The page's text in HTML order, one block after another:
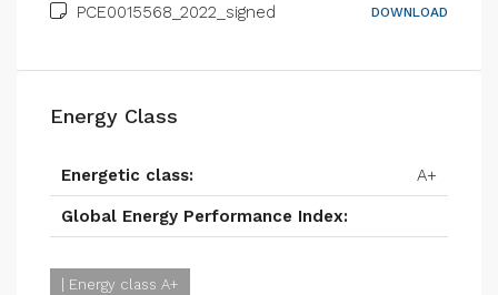
PCE0015568_2022_signed DOWNLOAD
Energy Class
Energetic class: A+
Global Energy Performance Index:
| Energy class A+